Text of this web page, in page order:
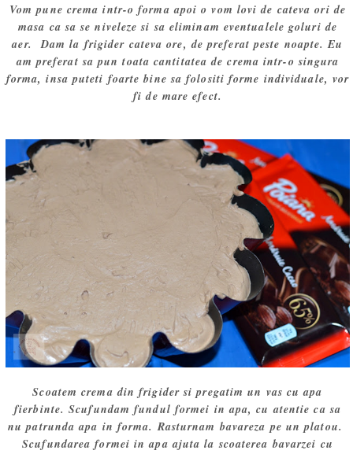
Vom pune crema intr-o forma apoi o vom lovi de cateva ori de
masa ca sa se niveleze si sa eliminam eventualele goluri de
aer. Dam la frigider cateva ore, de preferat peste noapte. Eu
am preferat sa pun toata cantitatea de crema intr-o singura
forma, insa puteti foarte bine sa folositi forme individuale, vor
fi de mare efect.
Scoatem crema din frigider si pregatim un vas cu apa
fierbinte. Scufundam fundul formei in apa, cu atentie ca sa
nu patrunda apa in forma. Rasturnam bavareza pe un platou.
Scufundarea formei in apa ajuta la scoaterea bavarzei cu